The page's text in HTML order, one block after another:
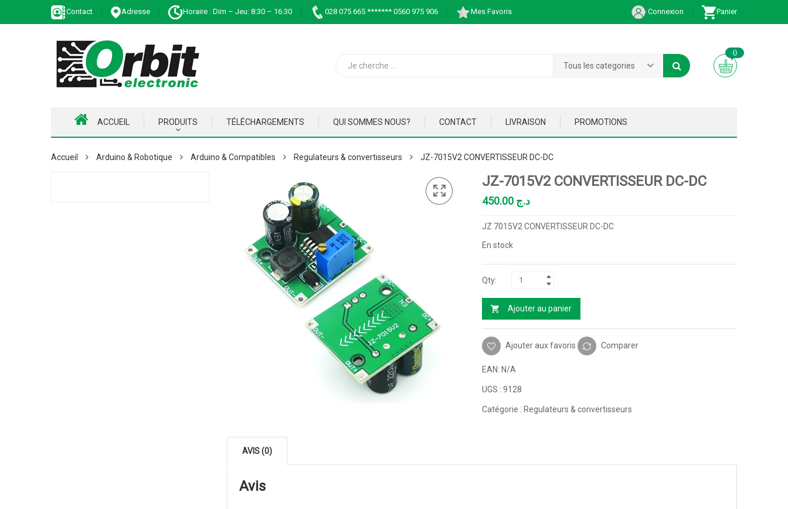
Contact Adresse Horaire : Dim – Jeu: 8:30 – 16:30 028 075 665 ******* 0560 975 906 Mes Favoris Connexion Panier
Tous les categories
0
ACCUEIL PRODUITS TÉLÉCHARGEMENTS QUI SOMMES NOUS? CONTACT LIVRAISON PROMOTIONS
Accueil Arduino & Robotique Arduino & Compatibles Regulateurs & convertisseurs JZ-7015V2 CONVERTISSEUR DC-DC
JZ-7015V2 CONVERTISSEUR DC-DC
د.ج
JZ 7015V2 CONVERTISSEUR DC-DC
En stock
Ajouter au panier
Ajouter aux favoris Comparer
EAN: N/A
UGS : 9128
Catégorie : Regulateurs & convertisseurs
AVIS (0)
Avis